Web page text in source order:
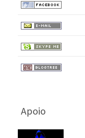
Apoio